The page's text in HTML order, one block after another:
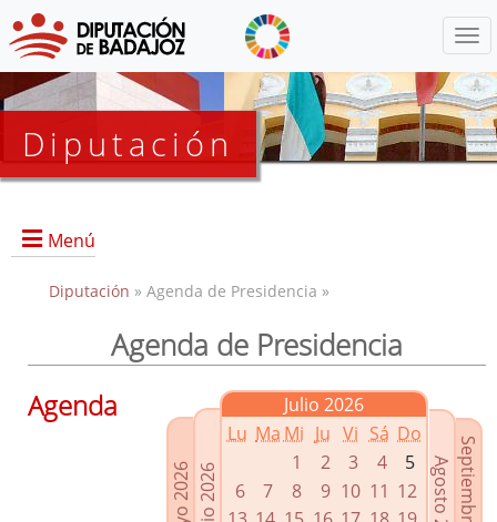
Diputación
Menú
Presidencia
Grupos Políticos
Enlaces relacionados
Diputación » Agenda de Presidencia »
Agenda de Presidencia
Julio 2026
Lu Ma Mi Ju Vi Sá Do
1
2 3 4
5
6
7 8 9 10 11 12
Agenda